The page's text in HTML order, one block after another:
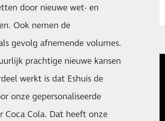
door nieuwe wet- en
Ook nemen de
gevolg afnemende volumes.
prachtige nieuwe kansen
werkt is dat Eshuis de
onze gepersonaliseerde
Coca Cola. Dat heeft onze